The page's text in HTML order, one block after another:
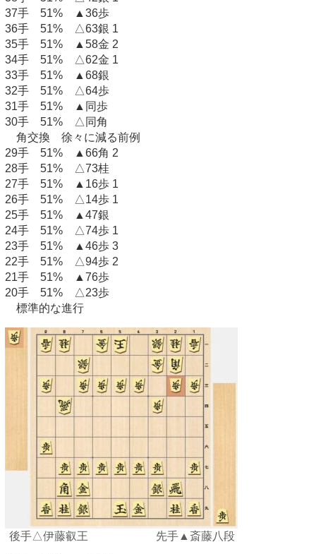
37手 51% ▲36歩
36手 51% △63銀 1
35手 51% ▲58金 2
34手 51% △62金 1
33手 51% ▲68銀
32手 51% △64歩
31手 51% ▲同歩
30手 51% △同角
角交換 徐々に減る前例
29手 51% ▲66角 2
28手 51% △73桂
27手 51% ▲16歩 1
26手 51% △14歩 1
25手 51% ▲47銀
24手 51% △74歩 1
23手 51% ▲46歩 3
22手 51% △94歩 2
21手 51% ▲76歩
20手 51% △23歩
標準的な進行
後手△伊藤叡王 先手▲斎藤八段